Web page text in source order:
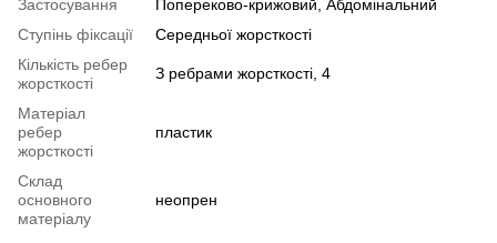
Застосування
Попереково-крижовий, Абдомінальний
Ступінь фіксації
Середньої жорсткості
Кількість ребер
жорсткості
З ребрами жорсткості, 4
Матеріал
ребер
жорсткості
пластик
Склад
основного
матеріалу
неопрен